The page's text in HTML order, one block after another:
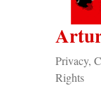
Privacy,
Rights